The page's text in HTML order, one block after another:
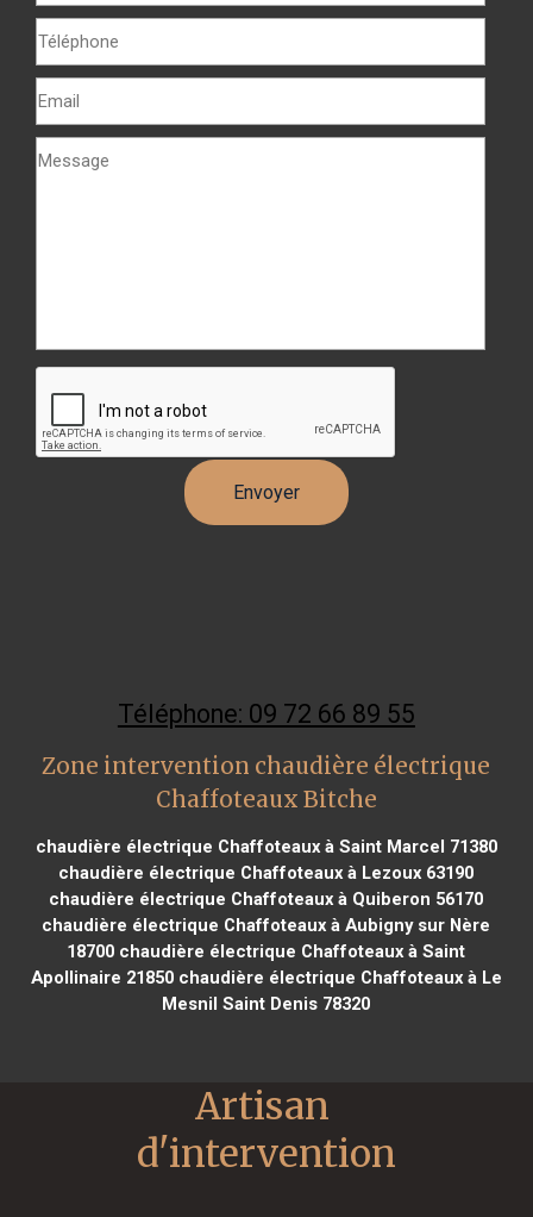
Téléphone: 09 72 66 89 55
Zone intervention chaudière électrique
Chaffoteaux Bitche
chaudière électrique Chaffoteaux à Saint Marcel 71380
chaudière électrique Chaffoteaux à Lezoux 63190
chaudière électrique Chaffoteaux à Quiberon 56170
chaudière électrique Chaffoteaux à Aubigny sur Nère
18700 chaudière électrique Chaffoteaux à Saint
Apollinaire 21850chaudière électrique Chaffoteaux à Le
Mesnil Saint Denis 78320
Artisan
d'intervention